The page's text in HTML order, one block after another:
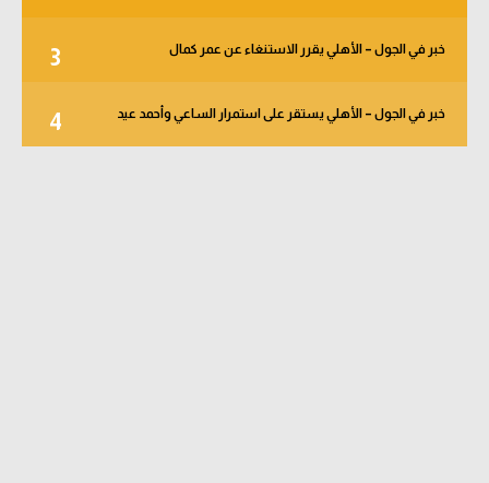
3 خبر في الجول – الأهلي يقرر الاستنغاء عن عمر كمال
4 خبر في الجول – الأهلي يستقر على استمرار الساعي وأحمد عيد